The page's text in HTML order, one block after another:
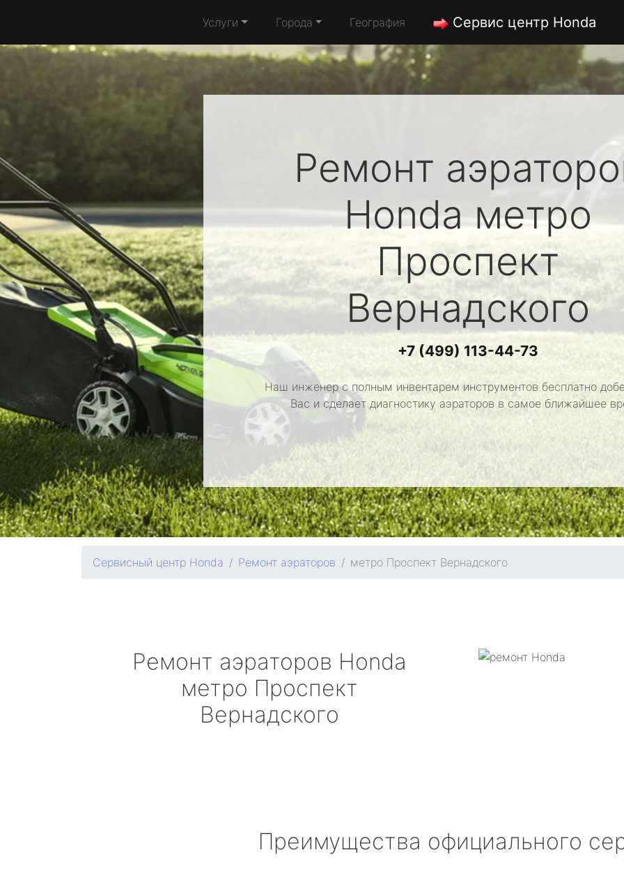
Услуги Города География Сервис центр Honda
Ремонт
Hondaметро
Проспект
Вернадского
+7 (499) 113-44-73
Наш инженер с полным инвентарем инструментов бесплатно
Вас и сделает диагностику аэраторов в самое ближайшее
Сервисный центр Honda Ремонт аэраторов метро Проспект Вернадского
Ремонт аэраторов Honda
метро Проспект
Вернадского
Преимущества официального